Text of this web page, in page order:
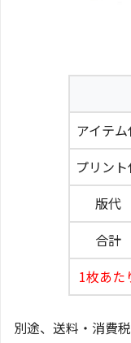
アイテ
プリン
版代
合計
1枚あた
別途、送料・消費税